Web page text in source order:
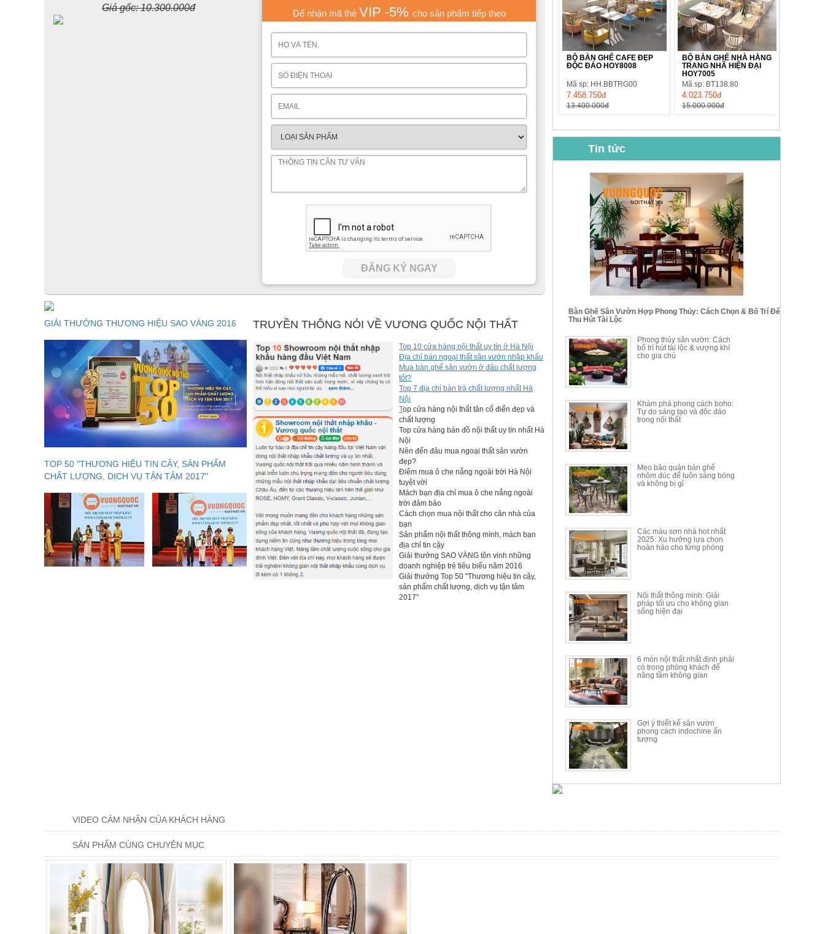
Giá gốc:10.300.000đ
Để nhận mã thẻ VIP -5% cho sản phẩm tiếp theo
ĐĂNG KÝ NGAY
GIẢI THƯỞNG THƯƠNG HIỆU SAO VÀNG 2016
TOP 50 "THƯƠNG HIỆU TIN CẬY, SẢN PHẨM
CHẤT LƯỢNG, DỊCH VỤ TẬN TÂM 2017"
TRUYỀN THÔNG NÓI VỀ VƯƠNG QUỐC NỘI THẤT
Top 10 cửa hàng nội thất uy tín ở Hà Nội
Địa chỉ bán ngoại thất sân vườn nhâp khẩu
Mua bàn ghế sân vườn ở đâu chất lượng
tốt?
Top 7 địa chỉ bàn trà chất lượng nhất Hà
Nội
Top cửa hàng nội thất tân cổ điển đẹp và
chất lượng
Top cửa hàng bán đồ nội thất uy tín nhất Hà
Nội
Nên đến đâu mua ngoại thất sân vườn
đẹp?
Điểm mua ô che nắng ngoài trời Hà Nội
tuyệt vời
Mách bạn địa chỉ mua ô che nắng ngoài
trời đảm bảo
Cách chọn mua nội thất cho căn nhà của
bạn
Sản phẩm nội thất thông mình, mách bạn
địa chỉ tin cậy
Giải thưởng SAO VÀNG tôn vinh những
doanh nghiệp trẻ tiêu biểu năm 2016
Giải thưởng Top 50 "Thương hiệu tin cậy,
sản phẩm chất lượng, dịch vụ tận tâm
2017"
BỘ BÀN GHẾ CAFE ĐẸP
ĐỘC ĐÁO HOY8008
Mã sp: HH.BBTRG00
7.458.750đ
13.400.000đ
BỘ BÀN GHẾ NHÀ HÀNG
TRANG NHÃ HIỆN ĐẠI
HOY7005
Mã sp: BT138.80
4.023.750đ
15.000.000đ
BỘ BÀN GHẾ CAFE NHẬP
KHẨU CAO CẤP HOY7006
Mã sp: BT135
14.178.750đ
24.700.000đ
BỘ BÀN TRÀ GỖ TỰ NHIÊN
PHONG CÁCH TRUNG HOA
KIỂU MỚI...
Mã sp: BT138.80
20.250.000đ
39.150.000đ
BỘ BÀN TRÀ GỖ PHONG
CÁCH MỚI KẾT HỢP KHAY
NHÚNG TRÀ YDX
Mã sp: BT150.46
17.617.500đ
34.100.000đ
BỘ BÀN GHẾ CAFE KIỂU
DÁNG ĐƠN GIẢN HIỆN ĐẠI
HOY8010
BÀN GHẾ TRANG ĐIỂM
THÔNG MINH HIỆN ĐẠI
TÍCH HỢP SẠC...
Mã sp: HH.BTD08
6.510.000đ
BỘ BÀN ĂN ĐẢO MẶT ĐÁ
PHIẾN AK3699
Tin tức
Bàn Ghế Sân Vườn Hợp Phong Thủy: Cách Chọn & Bố Trí Để
Thu Hút Tài Lộc
Phong thủy sân vườn: Cách
bố trí hút tài lộc & vượng khí
cho gia chủ
Khám phá phong cách boho:
Tự do sáng tạo và độc đáo
trong nội thất
Mẹo bảo quản bàn ghế
nhôm đúc để luôn sáng bóng
và không bị gỉ
Các màu sơn nhà hot nhất
2025: Xu hướng lựa chọn
hoàn hảo cho từng phòng
Nội thất thông minh: Giải
pháp tối ưu cho không gian
sống hiện đại
6 món nội thất nhất định phải
có trong phòng khách để
nâng tầm không gian
Gợi ý thiết kế sân vườn
phong cách indochine ấn
tượng
VIDEO CẢM NHẬN CỦA KHÁCH HÀNG
SẢN PHẨM CÙNG CHUYÊN MỤC